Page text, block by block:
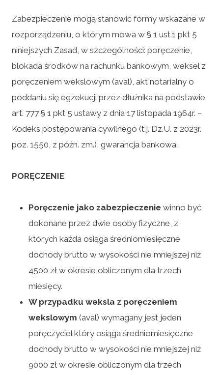
Zabezpieczenie mogą stanowić formy wskazane w
rozporządzeniu, o którym mowa w § 1 ust.1 pkt 5
niniejszych Zasad, w szczególności: poręczenie,
blokada środków na rachunku bankowym, weksel z
poręczeniem wekslowym (aval), akt notarialny o
poddaniu się egzekucji przez dłużnika na podstawie
art. 777 § 1 pkt 5 ustawy z dnia 17 listopada 1964r. –
Kodeks postępowania cywilnego (t.j. Dz.U. z 2023r.
poz. 1550, z późn. zm.), gwarancja bankowa.
PORĘCZENIE
Poręczenie jako zabezpieczenie winno być
dokonane przez dwie osoby fizyczne, z
których każda osiąga średniomiesięczne
dochody brutto w wysokości nie mniejszej niż
4500 zł w okresie obliczonym dla trzech
miesięcy.
W przypadku weksla z poręczeniem
wekslowym (aval) wymagany jest jeden
poręczyciel który osiąga średniomiesięczne
dochody brutto w wysokości nie mniejszej niż
9000 zł w okresie obliczonym dla trzech